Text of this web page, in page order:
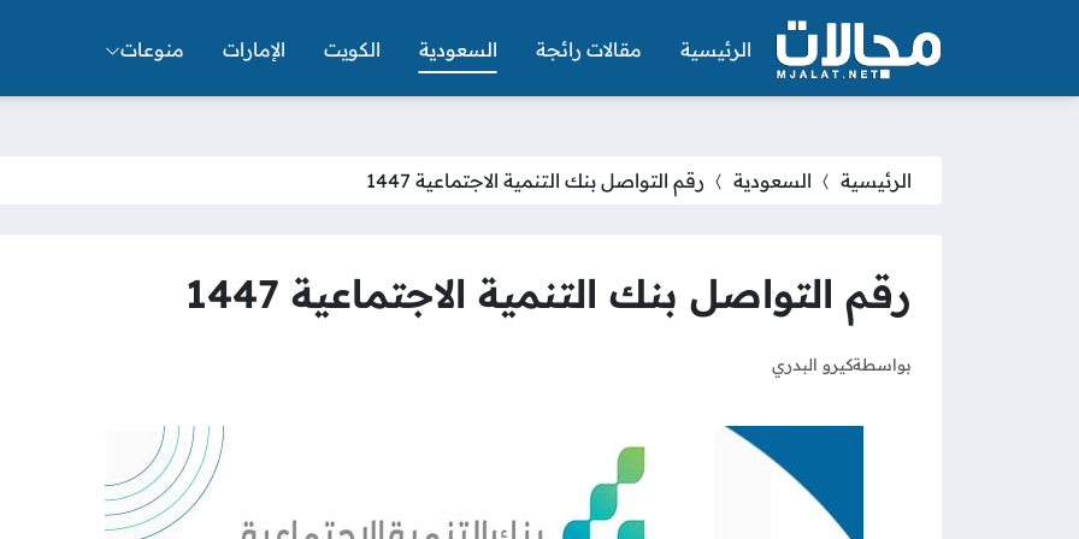
الرئيسية مقالات رائجة السعودية الكويت الإمارات منوعات
الرئيسية السعودية رقم التواصل بنك التنمية الاجتماعية 1447
رقم التواصل بنك التنمية الاجتماعية 1447
بواسطةكيرو البدري